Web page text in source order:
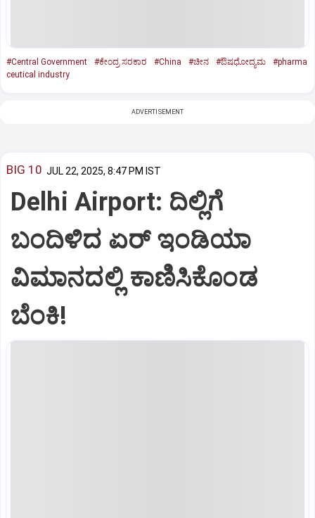
#Central Government #ಕೇಂದ್ರ ಸರಕಾರ #China #ಚೀನ #ಔಷಧೋದ್ಯಮ
#pharma
ceutical industry
ADVERTISEMENT
BIG 10 JUL 22, 2025, 8:47 PM IST
Delhi Airport: ದಿಲ್ಲಿಗೆ
ಬಂದಿಳಿದ ಏರ್‌ ಇಂಡಿಯಾ
ವಿಮಾನದಲ್ಲಿ ಕಾಣಿಸಿಕೊಂಡ
ಬೆಂಕಿ!